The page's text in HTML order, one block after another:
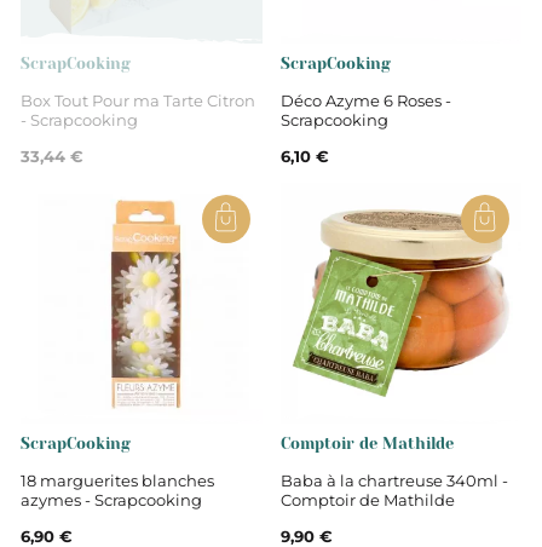
Aides pâtisserie
ScrapCooking
Box Tout Pour ma Tarte Citron
- Scrapcooking
33,44 €
ScrapCooking
Déco Azyme 6 Roses -
Scrapcooking
6,10 €
ScrapCooking
18 marguerites blanches
azymes - Scrapcooking
6,90 €
Comptoir de Mathilde
Baba à la chartreuse 340ml -
Comptoir de Mathilde
9,90 €